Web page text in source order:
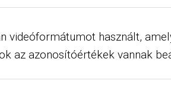
videóformátumot használt,
az azonosítóértékek vannak